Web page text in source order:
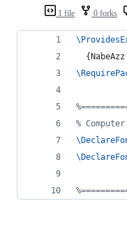
1 file 0 forks
%
%
%